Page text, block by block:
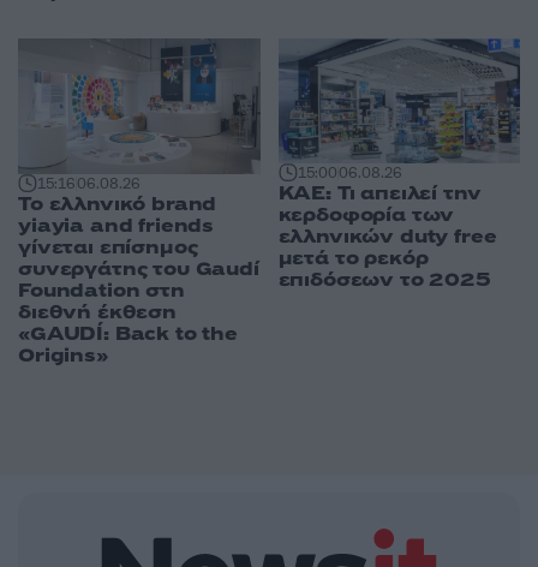
15:1606.08.26
Το ελληνικό brand
yiayia and friends
γίνεται επίσημος
συνεργάτης του Gaudí
Foundation στη
διεθνή έκθεση
«GAUDÍ: Back to the
Origins»
15:0006.08.26
ΚΑΕ: Τι απειλεί την
κερδοφορία των
ελληνικών duty free
μετά το ρεκόρ
επιδόσεων το 2025